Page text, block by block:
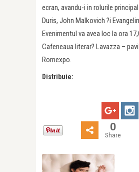
ecran, avandu-i in rolurile
Duris, John Malkovich ?i
Evenimentul va avea loc la ora
Cafeneaua literar? Lavazza –
Romexpo.
Distribuie:
0
Share